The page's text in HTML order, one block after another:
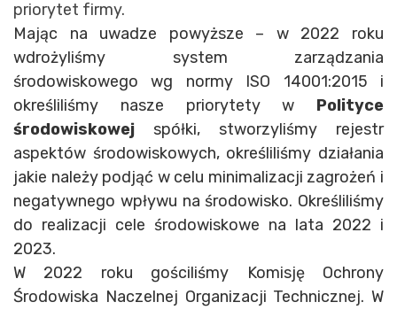
priorytet firmy.
Mając na uwadze powyższe – w 2022 roku
wdrożyliśmy system zarządzania
środowiskowego wg normy ISO 14001:2015 i
określiliśmy nasze priorytety w Polityce
środowiskowej spółki, stworzyliśmy rejestr
aspektów środowiskowych, określiliśmy działania
jakie należy podjąć w celu minimalizacji zagrożeń i
negatywnego wpływu na środowisko. Określiliśmy
do realizacji cele środowiskowe na lata 2022 i
2023.
W 2022 roku gościliśmy Komisję Ochrony
Środowiska Naczelnej Organizacji Technicznej. W